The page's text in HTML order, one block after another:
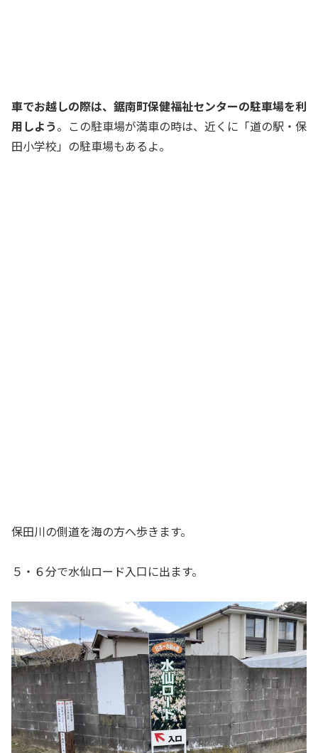
車でお越しの際は、鋸南町保健福祉センターの駐車場を利
用しよう。この駐車場が満車の時は、近くに「道の駅・保
田小学校」の駐車場もあるよ。
保田川の側道を海の方へ歩きます。
５・６分で水仙ロード入口に出ます。